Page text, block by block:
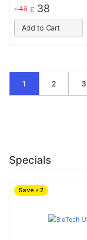
€46 € 38
Add to Cart
1 2 3
Specials
Save € 2